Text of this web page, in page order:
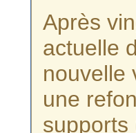
Après
actuelle
nouvelle
une
supports